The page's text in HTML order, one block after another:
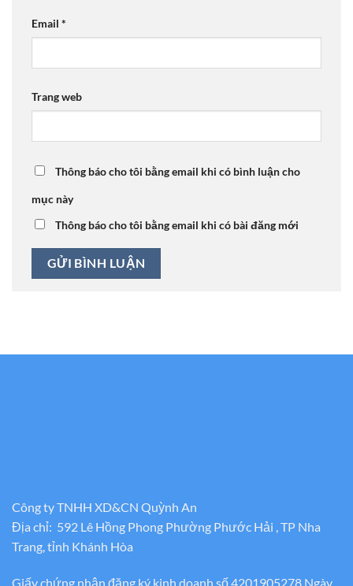
Email *
Trang web
Thông báo cho tôi bằng email khi có bình luận cho
mục này
Thông báo cho tôi bằng email khi có bài đăng mới
Công ty TNHH XD&CN Quỳnh An
Địa chỉ: 592 Lê Hồng Phong Phường Phước Hải , TP Nha
Trang, tỉnh Khánh Hòa
Giấy chứng nhận đăng ký kinh doanh số 4201905278 Ngày